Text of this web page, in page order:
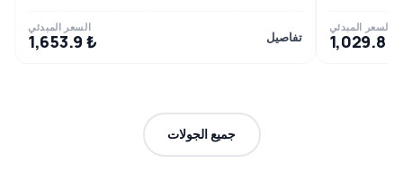
السعر المبدئي
1,653.9 ₺ تفاصيل
السعر المبدئي
1,029.8 ₺
جميع الجولات